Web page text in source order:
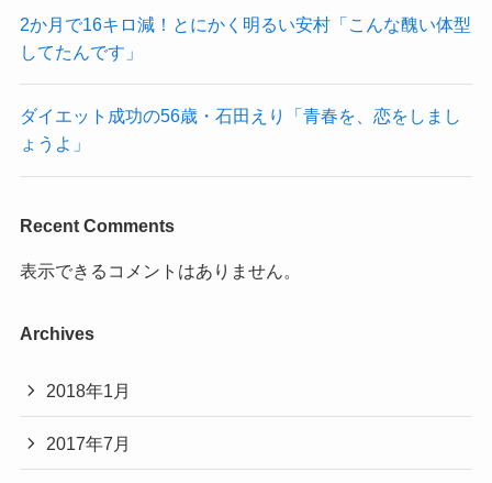
2か月で16キロ減！とにかく明るい安村「こんな醜い体型
してたんです」
ダイエット成功の56歳・石田えり「青春を、恋をしまし
ょうよ」
Recent Comments
表示できるコメントはありません。
Archives
2018年1月
2017年7月